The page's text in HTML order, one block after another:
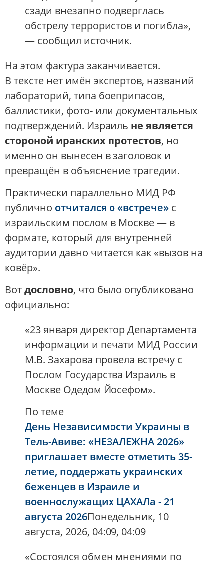
сзади внезапно подверглась
обстрелу террористов и погибла»,
— сообщил источник.
На этом фактура заканчивается.
В тексте нет имён экспертов, названий
лабораторий, типа боеприпасов,
баллистики, фото- или документальных
подтверждений. Израиль не является
стороной иранских протестов, но
именно он вынесен в заголовок и
превращён в объяснение трагедии.
Практически параллельно МИД РФ
публично отчитался о «встрече» с
израильским послом в Москве — в
формате, который для внутренней
аудитории давно читается как «вызов на
ковёр».
Вотдословно, что было опубликовано
официально:
«23 января директор Департамента
информации и печати МИД России
М.В. Захарова провела встречу с
Послом Государства Израиль в
Москве Одедом Йосефом».
По теме
День Независимости Украины в
Тель-Авиве: «НЕЗАЛЕЖНА 2026»
приглашает вместе отметить 35-
летие, поддержать украинских
беженцев в Израиле и
военнослужащих ЦАХАЛа - 21
августа 2026Понедельник, 10
августа, 2026, 04:09, 04:09
«Состоялся обмен мнениями по